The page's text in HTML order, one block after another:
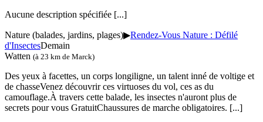
Aucune description spécifiée [...]
Nature (balades, jardins, plages)▶Rendez-Vous Nature : Défilé
d'InsectesDemain
Watten (à 23 km de Marck)
Des yeux à facettes, un corps longiligne, un talent inné de voltige et
de chasseVenez découvrir ces virtuoses du vol, ces as du
camouflage.À travers cette balade, les insectes n'auront plus de
secrets pour vous GratuitChaussures de marche obligatoires. [...]